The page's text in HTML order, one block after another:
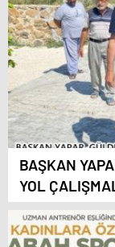
BAŞKAN
YOL